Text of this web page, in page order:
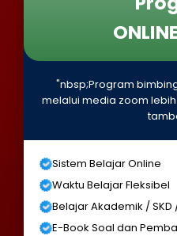
"nbsp;Program
melalui media zoom
Sistem Belajar Online
Waktu Belajar Fleksibel
Belajar Akademik / SKD
E-Book Soal dan